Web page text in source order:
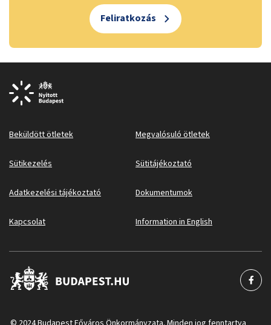
Feliratkozás
Beküldött ötletek Megvalósuló ötletek
Sütikezelés Sütitájékoztató
Adatkezelési tájékoztató Dokumentumok
Kapcsolat Information in English